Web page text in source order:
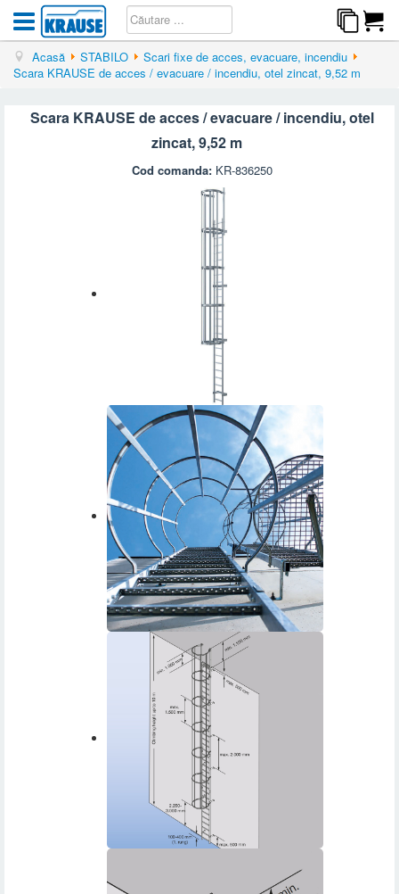
Acasă STABILO
Scari fixe de acces, evacuare, incendiu
Scara KRAUSE de acces / evacuare / incendiu, otel zincat, 9,52 m
Scara KRAUSE de acces / evacuare / incendiu, otel
zincat, 9,52 m
Cod comanda: KR-836250